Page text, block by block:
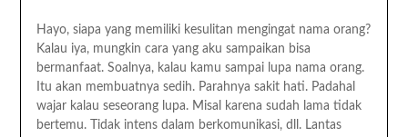
Hayo, siapa yang memiliki kesulitan mengingat nama orang?
Kalau iya, mungkin cara yang aku sampaikan bisa
bermanfaat. Soalnya, kalau kamu sampai lupa nama orang.
Itu akan membuatnya sedih. Parahnya sakit hati. Padahal
wajar kalau seseorang lupa. Misal karena sudah lama tidak
bertemu. Tidak intens dalam berkomunikasi, dll. Lantas